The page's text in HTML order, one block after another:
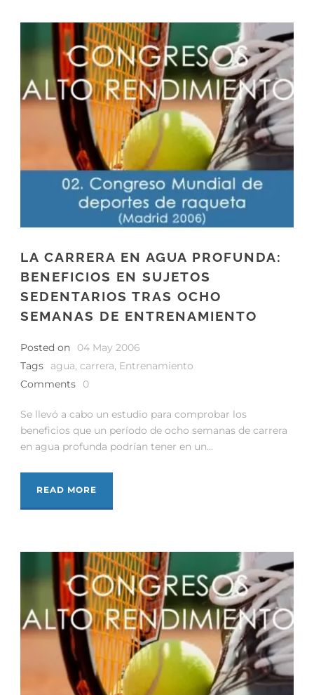
LA CARRERA EN AGUA PROFUNDA:
BENEFICIOS EN SUJETOS
SEDENTARIOS TRAS OCHO
SEMANAS DE ENTRENAMIENTO
Posted on
04 May 2006
Tags
agua, carrera, Entrenamiento
Comments
0
Se llevó a cabo un estudio para comprobar los
beneficios que un período de ocho semanas de carrera
en agua profunda podrían tener en un...
READ MORE